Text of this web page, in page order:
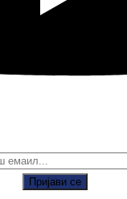
Пријави се